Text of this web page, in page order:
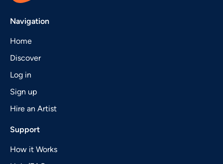
Navigation
Home
Discover
Log in
Sign up
Hire an Artist
Support
How it Works